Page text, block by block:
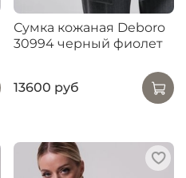
Сумка кожаная Deboro
30994 черный фиолет
13600 руб